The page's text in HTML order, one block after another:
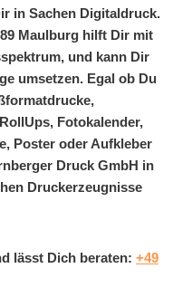
in Sachen Digitaldruck.
Maulburg hilft Dir mit
und kann Dir
umsetzen. Egal ob Du
Fotokalender,
Poster oder Aufkleber
Druck GmbH in
Druckerzeugnisse
lässt Dich beraten: +49